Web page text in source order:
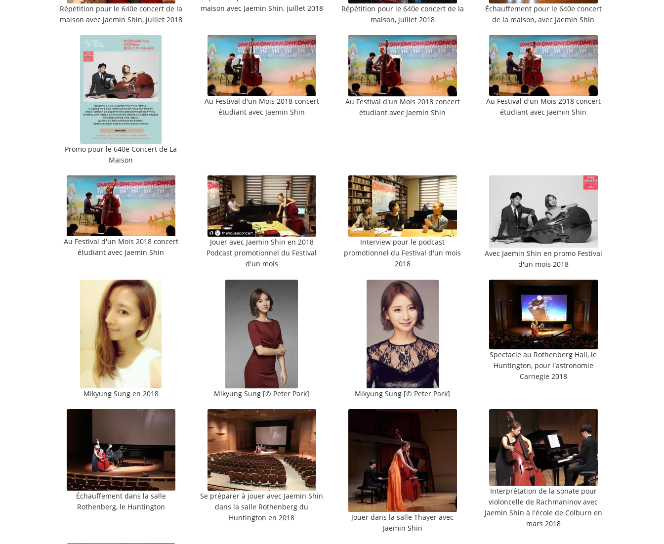
Répétition pour le 640e concert de la
maison avec Jaemin Shin, juillet 2018
maison avec Jaemin Shin, juillet 2018
Répétition pour le 640e concert de la
maison, juillet 2018
Échauffement pour le 640e concert
de la maison, avec Jaemin Shin
Promo pour le 640e Concert de La
Maison
Au Festival d'un Mois 2018 concert
étudiant avec Jaemin Shin
Au Festival d'un Mois 2018 concert
étudiant avec Jaemin Shin
Au Festival d'un Mois 2018 concert
étudiant avec Jaemin Shin
Au Festival d'un Mois 2018 concert
étudiant avec Jaemin Shin
Jouer avec Jaemin Shin en 2018
Podcast promotionnel du Festival
d'un mois
Interview pour le podcast
promotionnel du Festival d'un mois
2018
Avec Jaemin Shin en promo Festival
d'un mois 2018
Mikyung Sung en 2018 Mikyung Sung [© Peter Park] Mikyung Sung [© Peter Park]
Spectacle au Rothenberg Hall, le
Huntington, pour l'astronomie
Carnegie 2018
Échauffement dans la salle
Rothenberg, le Huntington
Se préparer à jouer avec Jaemin Shin
dans la salle Rothenberg du
Huntington en 2018
Jouer dans la salle Thayer avec
Jaemin Shin
Interprétation de la sonate pour
violoncelle de Rachmaninov avec
Jaemin Shin à l'école de Colburn en
mars 2018